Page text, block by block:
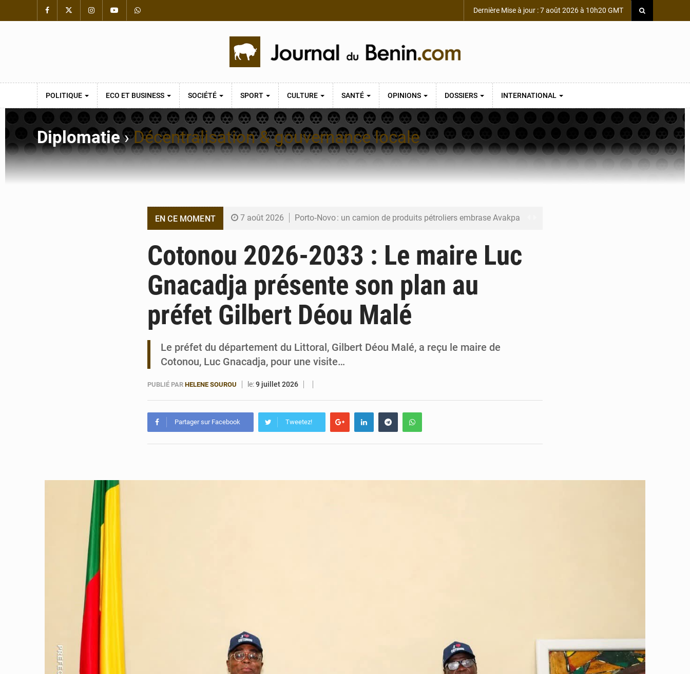
Dernière Mise à jour : 7 août 2026 à 10h20 GMT
POLITIQUE ECO ET BUSINESS SOCIÉTÉ SPORT CULTURE SANTÉ OPINIONS DOSSIERS INTERNATIONAL
Diplomatie›Décentralisation & gouvernance locale
EN CE MOMENT 7 août 2026 Porto‑Novo : un camion de produits pétroliers embrase Avakpa
6 août 2026 Bénin : Djogbénou inspecte le chantier du siège de l’Assemblée
6 août 2026 Bénin et Canada scellent un partenariat inédit
6 août 2026 Bénin : Le CEG La Verdure de Ouèdo fait sa mue pour la rentrée
Cotonou 2026-2033 : Le maire Luc
Gnacadja présente son plan au
préfet Gilbert Déou Malé
Le préfet du département du Littoral, Gilbert Déou Malé, a reçu le maire de
Cotonou, Luc Gnacadja, pour une visite…
PUBLIÉ PAR HELENE SOUROU le:9 juillet 2026
Partager sur Facebook Tweetez!